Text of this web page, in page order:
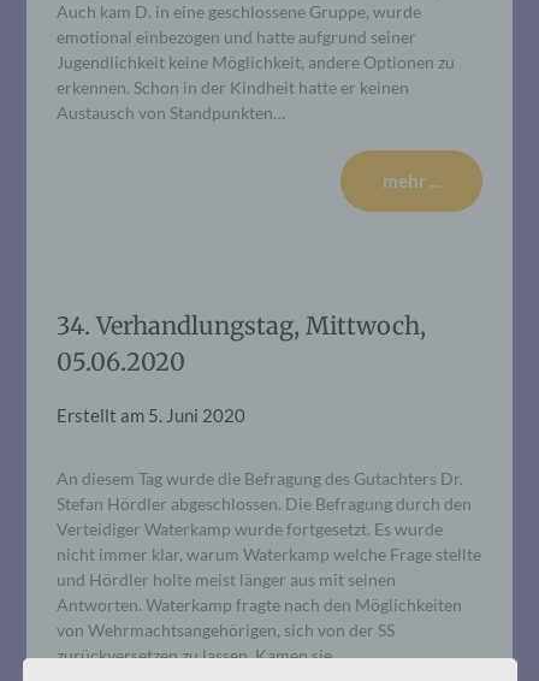
Auch kam D. in eine geschlossene Gruppe, wurde
emotional einbezogen und hatte aufgrund seiner
Jugendlichkeit keine Möglichkeit, andere Optionen zu
erkennen. Schon in der Kindheit hatte er keinen
Austausch von Standpunkten…
mehr ...
34. Verhandlungstag, Mittwoch,
05.06.2020
Erstellt am 5. Juni 2020
An diesem Tag wurde die Befragung des Gutachters Dr.
Stefan Hördler abgeschlossen. Die Befragung durch den
Verteidiger Waterkamp wurde fortgesetzt. Es wurde
nicht immer klar, warum Waterkamp welche Frage stellte
und Hördler holte meist länger aus mit seinen
Antworten. Waterkamp fragte nach den Möglichkeiten
von Wehrmachtsangehörigen, sich von der SS
zurückversetzen zu lassen. Kamen sie…